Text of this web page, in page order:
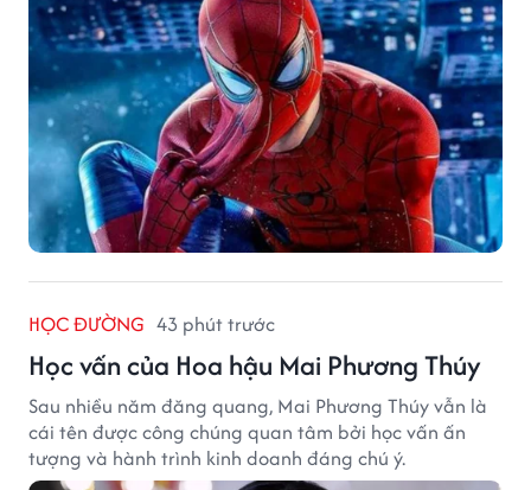
HỌC ĐƯỜNG 43 phút trước
Học vấn của Hoa hậu Mai Phương Thúy
Sau nhiều năm đăng quang, Mai Phương Thúy vẫn là
cái tên được công chúng quan tâm bởi học vấn ấn
tượng và hành trình kinh doanh đáng chú ý.